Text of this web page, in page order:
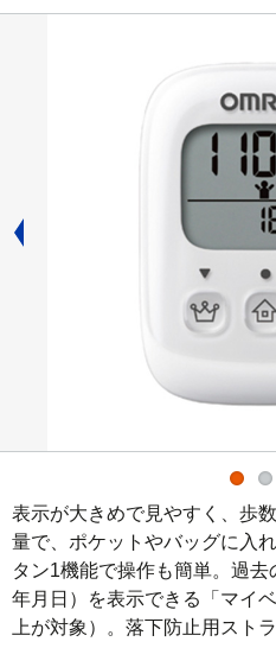
表示が大きめで見やすく、歩
量で、ポケットやバッグに入
タン1機能で操作も簡単。過去
年月日）を表示できる「マイ
上が対象）。落下防止用スト